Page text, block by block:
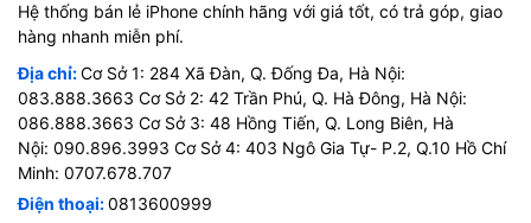
Hệ thống bán lẻ iPhone chính hãng với giá tốt, có trả góp, giao
hàng nhanh miễn phí.
Địa chỉ:Cơ Sở 1: 284 Xã Đàn, Q. Đống Đa, Hà Nội:
083.888.3663 Cơ Sở 2: 42 Trần Phú, Q. Hà Đông, Hà Nội:
086.888.3663 Cơ Sở 3: 48 Hồng Tiến, Q. Long Biên, Hà
Nội: 090.896.3993 Cơ Sở 4: 403 Ngô Gia Tự- P.2, Q.10 Hồ Chí
Minh: 0707.678.707
Điện thoại:0813600999